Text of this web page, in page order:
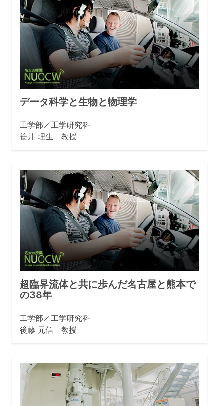
データ科学と生物と物理学
工学部／工学研究科
笹井 理生 教授
超臨界流体と共に歩んだ名古屋と熊本で
の38年
工学部／工学研究科
後藤 元信 教授